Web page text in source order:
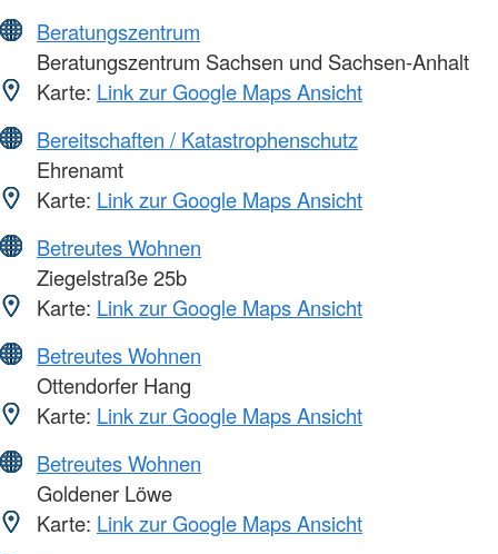
Beratungszentrum
Beratungszentrum Sachsen und Sachsen-Anhalt
Karte: Link zur Google Maps Ansicht
Bereitschaften / Katastrophenschutz
Ehrenamt
Karte: Link zur Google Maps Ansicht
Betreutes Wohnen
Ziegelstraße 25b
Karte: Link zur Google Maps Ansicht
Betreutes Wohnen
Ottendorfer Hang
Karte: Link zur Google Maps Ansicht
Betreutes Wohnen
Goldener Löwe
Karte: Link zur Google Maps Ansicht